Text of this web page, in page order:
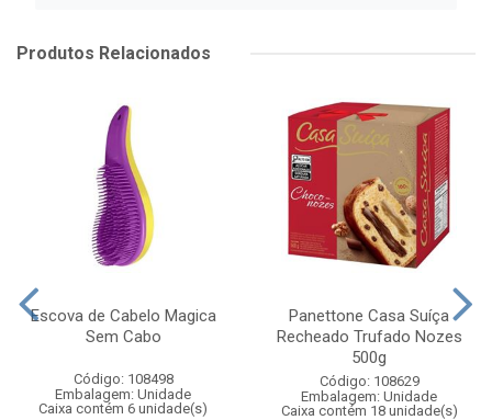
Produtos Relacionados
Escova de Cabelo Magica
Sem Cabo
Código: 108498
Embalagem: Unidade
Caixa contém 6 unidade(s)
Panettone Casa Suíça
Recheado Trufado Nozes
500g
Código: 108629
Embalagem: Unidade
Caixa contém 18 unidade(s)